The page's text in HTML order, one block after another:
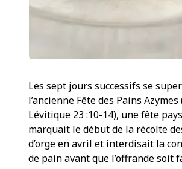
Les sept jours successifs se
l’ancienne Fête des Pains Azymes
Lévitique 23 :10-14), une fête
marquait le début de la récolte
d’orge en avril et interdisait la
de pain avant que l’offrande soit